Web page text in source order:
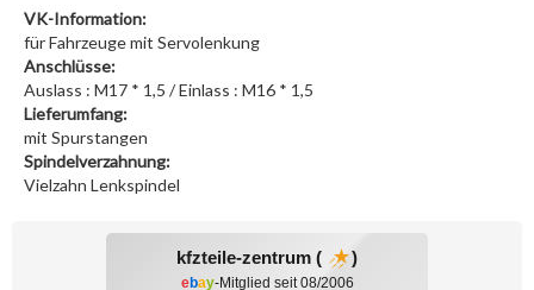
VK-Information:
für Fahrzeuge mit Servolenkung
Anschlüsse:
Auslass : M17 * 1,5 / Einlass : M16 * 1,5
Lieferumfang:
mit Spurstangen
Spindelverzahnung:
Vielzahn Lenkspindel
kfzteile-zentrum ( )
ebay-Mitglied seit 08/2006